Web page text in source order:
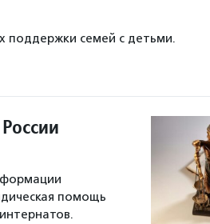
поддержки семей с детьми.
помощь